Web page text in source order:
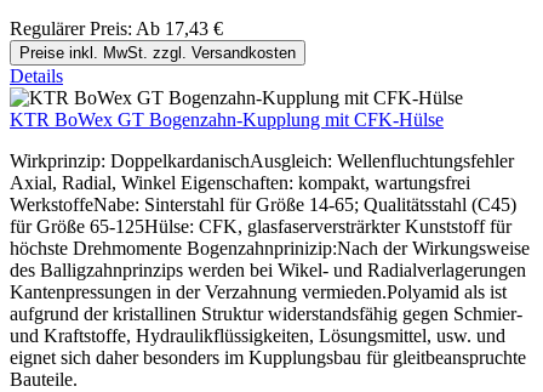
Regulärer Preis: Ab 17,43 €
Preise inkl. MwSt. zzgl. Versandkosten
Details
KTR BoWex GT Bogenzahn-Kupplung mit CFK-Hülse
Wirkprinzip: DoppelkardanischAusgleich: Wellenfluchtungsfehler
Axial, Radial, Winkel Eigenschaften: kompakt, wartungsfrei
WerkstoffeNabe: Sinterstahl für Größe 14-65; Qualitätsstahl (C45)
für Größe 65-125Hülse: CFK, glasfaserversträrkter Kunststoff für
höchste Drehmomente Bogenzahnprinizip:Nach der Wirkungsweise
des Balligzahnprinzips werden bei Wikel- und Radialverlagerungen
Kantenpressungen in der Verzahnung vermieden.Polyamid als ist
aufgrund der kristallinen Struktur widerstandsfähig gegen Schmier-
und Kraftstoffe, Hydraulikflüssigkeiten, Lösungsmittel, usw. und
eignet sich daher besonders im Kupplungsbau für gleitbeanspruchte
Bauteile.